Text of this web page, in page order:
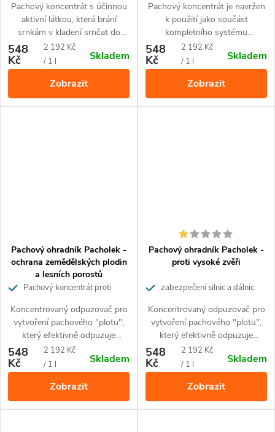
Pachový koncentrát s účinnou
aktivní látkou, která brání
srnkám v kladení srnčat do
travních porostů určených k
senoseči.
548
Kč
Měrná
cena:
2 192 Kč
/ 1 l
Skladem
Zobrazit
Pachový koncentrát je navržen
k použití jako součást
kompletního systému
pachového ohradníku pro
ochranu proti medvědovi. Proti
devastaci včelích úlů, ale chrání
také chlévy a pastviny se stády
koz a ovcí, rodinná obydlí a
tábořiště.
548
Kč
Měrná
cena:
2 192 Kč
/ 1 l
Skladem
Zobrazit
Pachový ohradník Pacholek -
ochrana zemědělských plodin
a lesních porostů
Pachový koncentrát proti
Koncentrovaný odpuzovač pro
vytvoření pachového "plotu",
který efektivně odpuzuje
především srnky, jeleny, daňky a
muflony. Balení vystačí
cca pro aplikaci 80 nosičů.
548
Kč
Měrná
cena:
2 192 Kč
/ 1 l
Skladem
Zobrazit
Pachový ohradník Pacholek -
proti vysoké zvěři
zabezpečení silnic a dálnic
Koncentrovaný odpuzovač pro
vytvoření pachového "plotu",
který efektivně odpuzuje
především srnky, jeleny, daňky a
muflony. Ideální pro
zabezpečení silnic a dálnic.
Balení vystačí cca pro
80 nosičů.
548
Kč
Měrná
cena:
2 192 Kč
/ 1 l
Skladem
Zobrazit